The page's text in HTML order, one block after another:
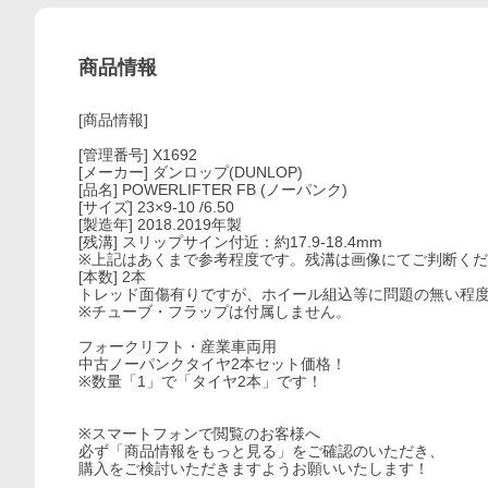
商品情報
[商品情報]
[管理番号] X1692
[メーカー] ダンロップ(DUNLOP)
[品名] POWERLIFTER FB (ノーパンク)
[サイズ] 23×9-10 /6.50
[製造年] 2018.2019年製
[残溝] スリップサイン付近：約17.9-18.4mm
※上記はあくまで参考程度です。残溝は画像にてご判断くだ
[本数] 2本
トレッド面傷有りですが、ホイール組込等に問題の無い程
※チューブ・フラップは付属しません。
フォークリフト・産業車両用
中古ノーパンクタイヤ2本セット価格！
※数量「1」で「タイヤ2本」です！
※スマートフォンで閲覧のお客様へ
必ず「商品情報をもっと見る」をご確認のいただき、
購入をご検討いただきますようお願いいたします！